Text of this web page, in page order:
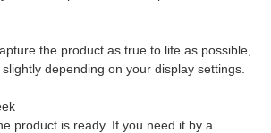
the product as true to life as possible,
depending on your display settings.
product is ready. If you need it by a